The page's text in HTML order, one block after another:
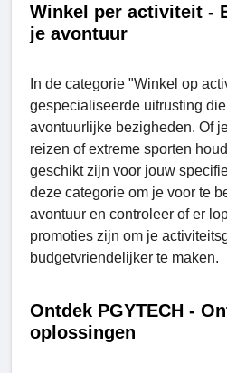
Winkel per activiteit -
je avontuur
In de categorie "Winkel op
gespecialiseerde uitrusting
avontuurlijke bezigheden. Of
reizen of extreme sporten
geschikt zijn voor jouw
deze categorie om je voor te
avontuur en controleer of er
promoties zijn om je
budgetvriendelijker te maken.
Ontdek PGYTECH -
oplossingen